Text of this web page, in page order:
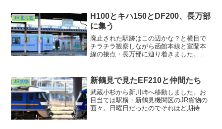
けませんね。
JR北海道
H100とキハ150とDF200、長万部
に集う
廃止された駅跡はこの辺かな？と横目で
チラチラ観察しながら函館本線と室蘭本
線の接点・長万部に辿り着きました。今
てはここから函館本線「山線」を通って
小樽・札幌を目指す列車も多々ありまし
た。
JR貨物 新鶴見で見たEF210と仲間たち
武蔵小杉から新川崎へ移動しました。お
目当ては駅横・新鶴見機関区のJR貨物の
面々。日曜日だったのでそれほど期待し